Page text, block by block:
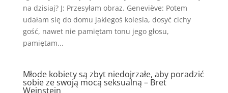
na dzisiaj? J: Przesyłam obraz. Geneviève: Potem
udałam się do domu jakiegoś kolesia, dosyć cichy
gość, nawet nie pamiętam tonu jego głosu,
pamiętam...
Młode kobiety są zbyt niedojrzałe, aby poradzić
sobie ze swoją mocą seksualną – Bret
Weinstein